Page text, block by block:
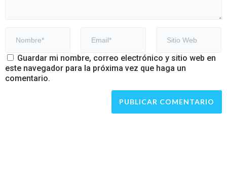
Guardar mi nombre, correo electrónico y sitio web en
este navegador para la próxima vez que haga un
comentario.